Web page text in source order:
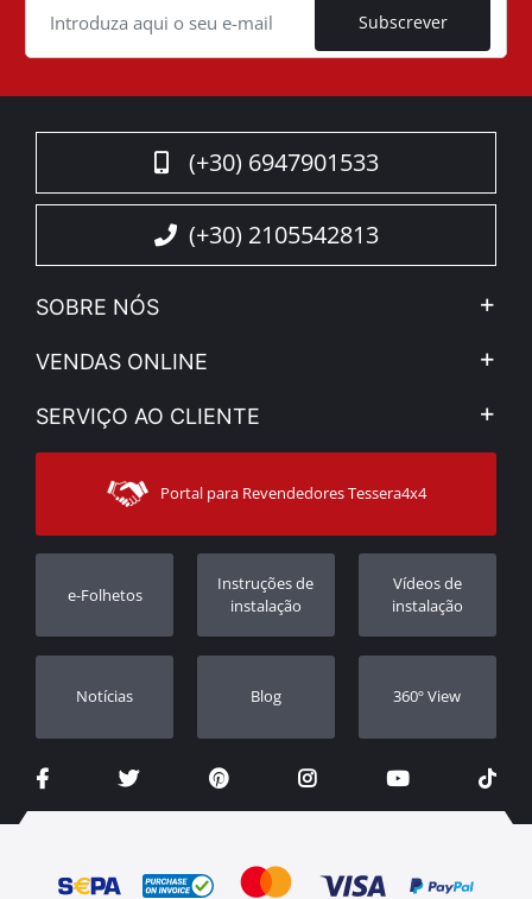
Subscrever
(+30) 6947901533
(+30) 2105542813
SOBRE NÓS
A Companhia
Notícias
Sitemap
VENDAS ONLINE
Minha Conta
Modos de Enviο
SERVIÇO AO CLIENTE
Contacto
Apoio ao cliente
Rastrear ordem
Revendedores
Portal para Revendedores Tessera4x4
e-Folhetos
Instruções de
instalação
Vídeos de
instalação
Notícias Blog 360º View